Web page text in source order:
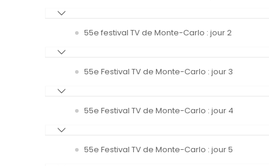
55e festival TV de Monte-Carlo : jour 2
55e Festival TV de Monte-Carlo : jour 3
55e Festival TV de Monte-Carlo : jour 4
55e Festival TV de Monte-Carlo : jour 5